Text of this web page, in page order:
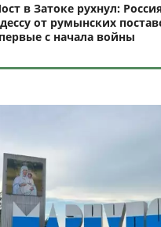
в Затоке рухнул:
от румынских
с начала войны